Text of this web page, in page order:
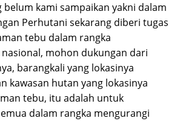
belum kami sampaikan yakni dalam
Perhutani sekarang diberi tugas
tebu dalam rangka
mohon dukungan dari
barangkali yang lokasinya
kawasan hutan yang lokasinya
tebu, itu adalah untuk
dalam rangka mengurangi